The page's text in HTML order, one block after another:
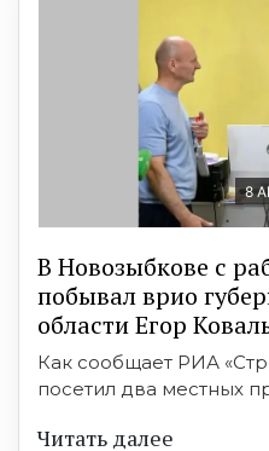
8
В Новозыбкове с
побывал врио
области Егор
Как сообщает РИА
посетил два местных
Читать далее